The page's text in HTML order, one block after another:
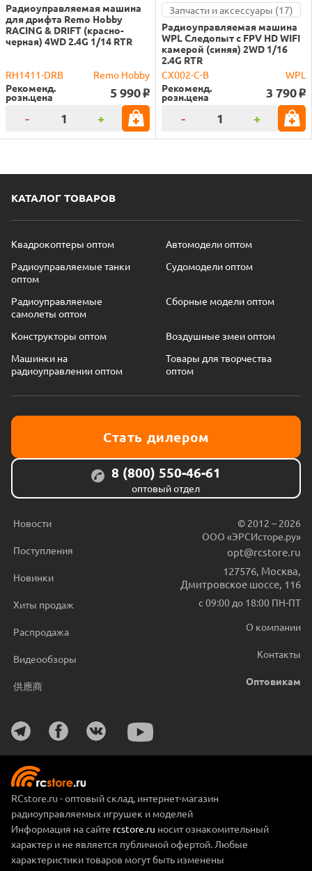
Радиоуправляемая машина
для дрифта Remo Hobby
RACING & DRIFT (красно-
черная) 4WD 2.4G 1/14 RTR
RH1411-DRB
Remo Hobby
Рекоменд.
розн.цена 5 990 o
- +
Запчасти и аксессуары (17)
Радиоуправляемая машина
WPL Следопыт с FPV HD WIFI
камерой (синяя) 2WD 1/16
2.4G RTR
CX002-C-B
WPL
Рекоменд.
розн.цена 3 790 o
- +
КАТАЛОГ ТОВАРОВ
Квадрокоптеры оптом
Автомодели оптом
Радиоуправляемые танки
оптом
Судомодели оптом
Радиоуправляемые
самолеты оптом
Сборные модели оптом
Конструкторы оптом
Воздушные змеи оптом
Машинки на
радиоуправлении оптом
Товары для творчества
оптом
Стать дилером
8 (800) 550-46-61
оптовый отдел
Новости
Поступления
Новинки
Хиты продаж
Распродажа
Видеообзоры
供應商
© 2012 – 2026
ООО «ЭРСИсторе.ру»
opt@rcstore.ru
127576 Москва
Дмитровское шоссе, 116
с 09:00 до 18:00 ПН-ПТ
О компании
Контакты
Оптовикам
RCstore.ru - оптовый склад, интернет-магазин
радиоуправляемых игрушек и моделей
Информация на сайте rcstore.ru носит ознакомительный
характер и не является публичной офертой. Любые
характеристики товаров могут быть изменены